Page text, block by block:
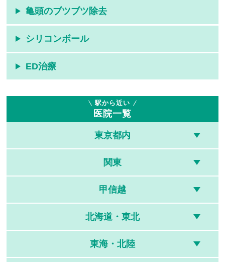
亀頭のブツブツ除去
シリコンボール
ED治療
駅から近い
医院一覧
東京都内
関東
甲信越
北海道・東北
東海・北陸